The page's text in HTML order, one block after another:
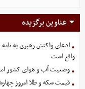
عناوین برگزیده
ادعای واکنش رهبری به
واقع است
وضعیت آب و هوای کشور امروز
قیمت سکه و طلا امروز چهارشنبه ۱۴